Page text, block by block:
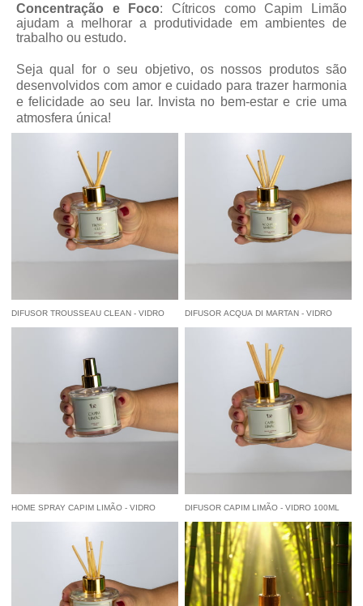
Concentração e Foco: Cítricos como Capim Limão
ajudam a melhorar a produtividade em ambientes de
trabalho ou estudo.
Seja qual for o seu objetivo, os nossos produtos são
desenvolvidos com amor e cuidado para trazer harmonia
e felicidade ao seu lar. Invista no bem-estar e crie uma
atmosfera única!
DIFUSOR TROUSSEAU CLEAN - VIDRO
R$ 70,00
R$ 66,50economize
DIFUSOR ACQUA DI MARTAN - VIDRO
R$ 70,00
economize
HOME SPRAY CAPIM LIMÃO - VIDRO
R$ 95,00
R$ 90,25economize
DIFUSOR CAPIM LIMÃO - VIDRO 100ML
por R$ 70,00
à vista R$ 66,50 economize5% no
Pix